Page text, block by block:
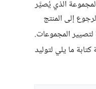
الذي يُصيَّر
المجموعات.
ما يلي لتوليد